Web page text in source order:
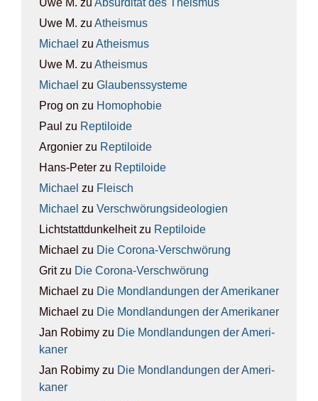
Uwe M. zu Absur­di­tät des The­is­mus
Uwe M. zu Athe­is­mus
Michael zu Athe­is­mus
Uwe M. zu Athe­is­mus
Michael zu Glau­bens­sys­te­me
Prog on zu Homo­pho­bie
Paul zu Rep­ti­lo­ide
Argonier zu Rep­ti­lo­ide
Hans-Peter zu Rep­ti­lo­ide
Michael zu Fleisch
Michael zu Ver­schwö­rungs­ideo­lo­gien
Lichtstattdunkelheitzu Rep­ti­lo­ide
Michael zu Die Coro­na-Ver­schwö­rung
Gritzu Die Coro­na-Ver­schwö­rung
Michael zu Die Mond­lan­dun­gen der Ame­ri­ka­ner
Michael zu Die Mond­lan­dun­gen der Ame­ri­ka­ner
Jan Robimy zu Die Mond­lan­dun­gen der Ame­ri­
ka­ner
Jan Robimy zu Die Mond­lan­dun­gen der Ame­ri­
ka­ner